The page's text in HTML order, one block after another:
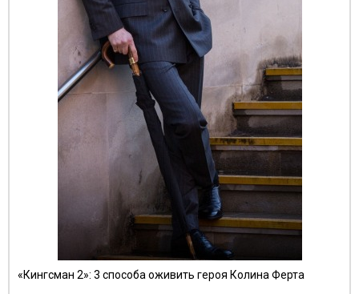
«Кингсман 2»: 3 способа оживить героя Колина Ферта